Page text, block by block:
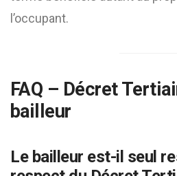
l’occupant.
FAQ – Décret
bailleur
Le bailleur est-il seul